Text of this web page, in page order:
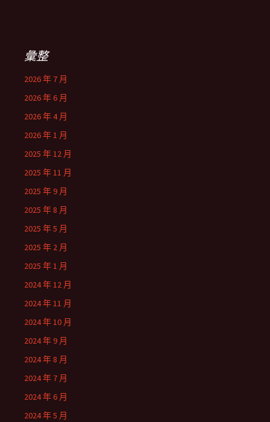
彙整
2026 年 7 月
2026 年 6 月
2026 年 4 月
2026 年 1 月
2025 年 12 月
2025 年 11 月
2025 年 9 月
2025 年 8 月
2025 年 5 月
2025 年 2 月
2025 年 1 月
2024 年 12 月
2024 年 11 月
2024 年 10 月
2024 年 9 月
2024 年 8 月
2024 年 7 月
2024 年 6 月
2024 年 5 月